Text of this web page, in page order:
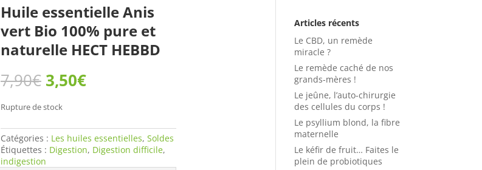
Huile essentielle Anis
vert Bio 100% pure et
naturelle HECT HEBBD
7,90€ Le
prix
initial
était :
7,90€.
3,50€Le
prix
3,50€.
Rupture de stock
Catégories : Les huiles essentielles, Soldes
Étiquettes : Digestion, Digestion difficile,
indigestion
Articles récents
Le CBD, un remède
miracle ?
Le remède caché de nos
grands-mères !
Le jeûne, l’auto-chirurgie
des cellules du corps !
Le psyllium blond, la fibre
maternelle
Le kéfir de fruit… Faites le
plein de probiotiques